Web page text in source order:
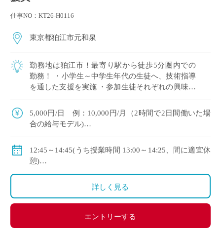
仕事NO：KT26-H0116
東京都狛江市元和泉
勤務地は狛江市！最寄り駅から徒歩5分圏内での
勤務！ ・小学生～中学生年代の生徒へ、技術指導
を通した支援を実施 ・参加生徒それぞれの興味や
能力に応じた活動をお任せ レア募集！全8回限定
のお仕事です！ ・12月スタート・3月 […]
5,000円/日 例：10,000円/月（2時間で2日間働いた場
合の給与モデル)
交通費別途支給(1,500円/日まで)
12:45～14:45(うち授業時間 13:00～14:25、間に適宜休
憩)
2026年 12月7日、12月22日
2027年 1月19日、1月26日、2月1日、2月8日、2月16
詳しく見る
エントリーする